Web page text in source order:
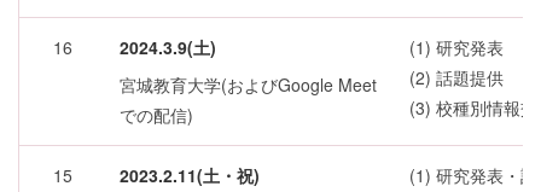
16
2024.3.9(土)
宮城教育大学(およびGoogle Meet
での配信)
(1) 研究発表
(2) 話題提供
(3) 校種別情報
15
2023.2.11(土・祝)
(1) 研究発表・